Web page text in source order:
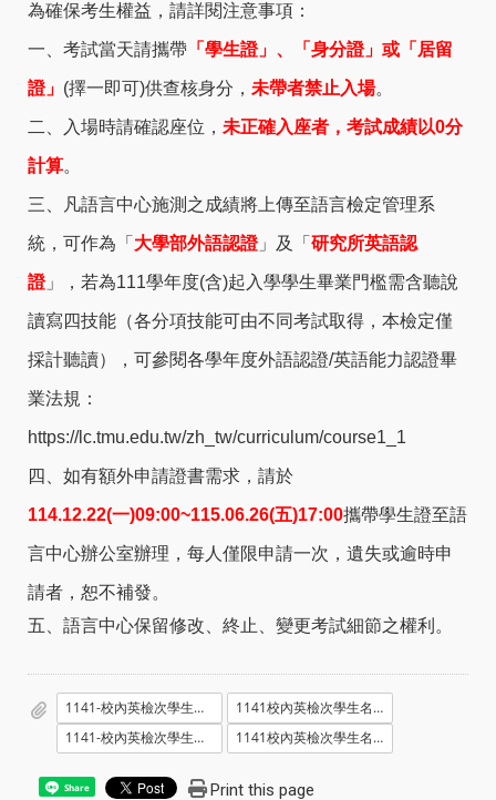
為確保考生權益，請詳閱注意事項：
一、考試當天請攜帶 「學生證」、「身分證」或「居留
證」 (擇一即可)供查核身分， 未帶者禁止入場。
二、入場時請確認座位， 未正確入座者，考試成績以0分
計算。
三、凡語言中心施測之成績將上傳至語言檢定管理系
統，可作為「 大學部外語認證」及「 研究所英語認
證」，若為111學年度(含)起入學學生畢業門檻需含聽說
讀寫四技能（各分項技能可由不同考試取得，本檢定僅
採計聽讀），可參閱各學年度外語認證/英語能力認證畢
業法規：
https://lc.tmu.edu.tw/zh_tw/curriculum/course1_1
四、如有額外申請證書需求，請於
114.12.22(一)09:00~115.06.26(五)17:00攜帶學生證至語
言中心辦公室辦理，每人僅限申請一次，遺失或逾時申
請者，恕不補發。
五、語言中心保留修改、終止、變更考試細節之權利。
1141-校內英檢次學生名單暨場次_1141212.pdf
1141校內英檢次學生名單暨場次_1141212_電腦暨語文教室_位置號碼.pdf
1141-校內英檢次學生名單暨場次_1141213.pdf
1141校內英檢次學生名單暨場次_1141213_電腦暨語文教室_位置號碼.pdf
Share Print this page